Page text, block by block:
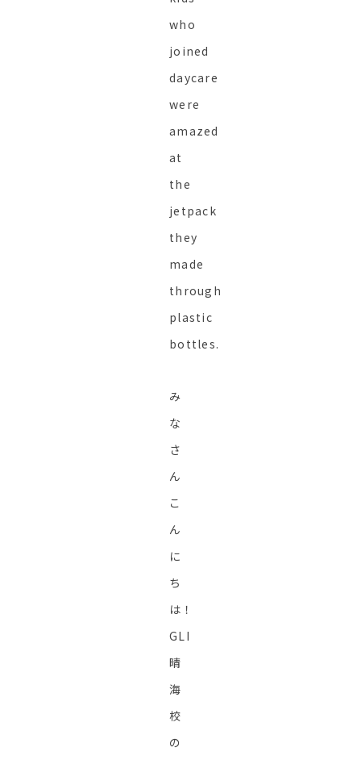
who
joined
daycare
were
amazed
at
the
jetpack
they
made
through
plastic
bottles.
み
な
さ
ん
こ
ん
に
ち
は！
GLI
晴
海
校
の